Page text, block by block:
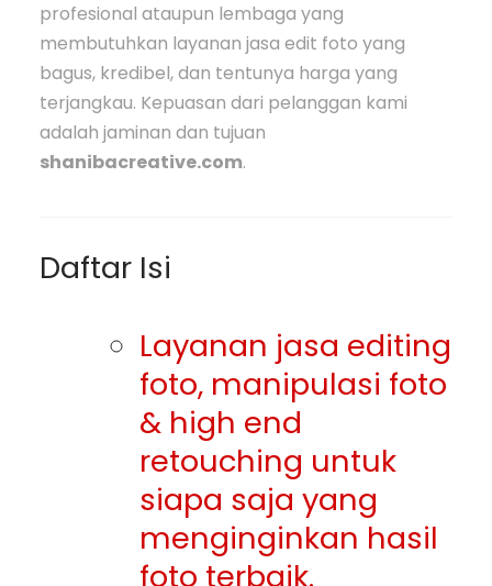
profesional ataupun lembaga yang
membutuhkan layanan jasa edit foto yang
bagus, kredibel, dan tentunya harga yang
terjangkau. Kepuasan dari pelanggan kami
adalah jaminan dan tujuan
shanibacreative.com.
Daftar Isi
Layanan jasa editing
foto, manipulasi foto
& high end
retouching untuk
siapa saja yang
menginginkan hasil
foto terbaik.